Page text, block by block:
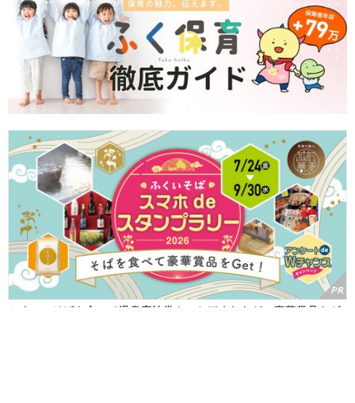
ふくいのそばを食べて温泉宿泊券やいちほまれなどの豪華賞品をゲ